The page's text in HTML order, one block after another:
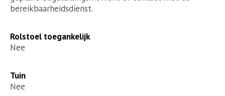
bereikbaarheidsdienst.
Rolstoel toegankelijk
Nee
Tuin
Nee